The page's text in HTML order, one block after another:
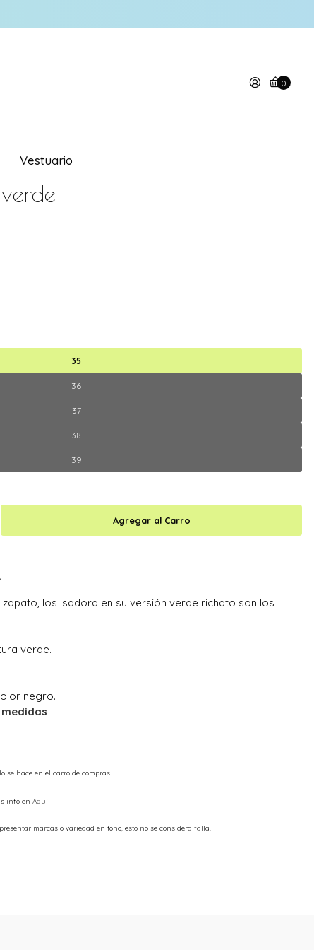
0
Vestuario
35
36
37
38
39
los Isadora en su versión verde richato son los
verde.
negro.
se hace en el carro de compras
info en Aquí
marcas o variedad en tono, esto no se considera falla.